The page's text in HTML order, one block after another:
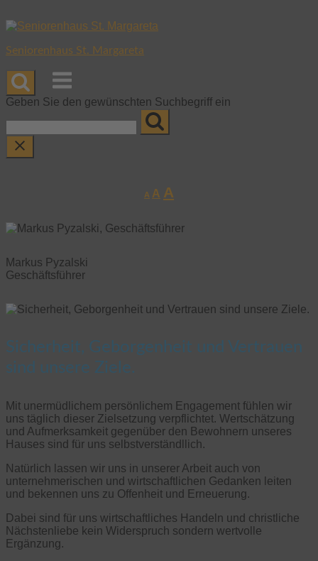
Inhalt
Navigation
to
Seniorenhaus St. Margareta
Menu
Geben Sie den gewünschten Suchbegriff ein
A
Schriftgröße
verkleinern.
A Schriftgröße
zurücksetzen.
A
Markus Pyzalski
Geschäftsführer
Sicherheit, Geborgenheit und Vertrauen
sind unsere Ziele.
Mit unermüdlichem persönlichem Engagement fühlen wir
uns täglich dieser Zielsetzung verpflichtet. Wertschätzung
und Aufmerksamkeit gegenüber den Bewohnern unseres
Hauses sind für uns selbstverständllich.
Natürlich lassen wir uns in unserer Arbeit auch von
unternehmerischen und wirtschaftlichen Gedanken leiten
und bekennen uns zu Offenheit und Erneuerung.
Dabei sind für uns wirtschaftliches Handeln und christliche
Nächstenliebe kein Widerspruch sondern wertvolle
Ergänzung.